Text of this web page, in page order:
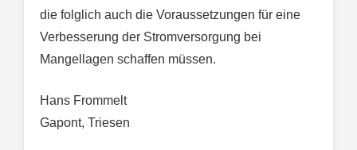
die folglich auch die Voraussetzungen für eine
Verbesserung der Stromversorgung bei
Mangellagen schaffen müssen.
Hans Frommelt
Gapont, Triesen